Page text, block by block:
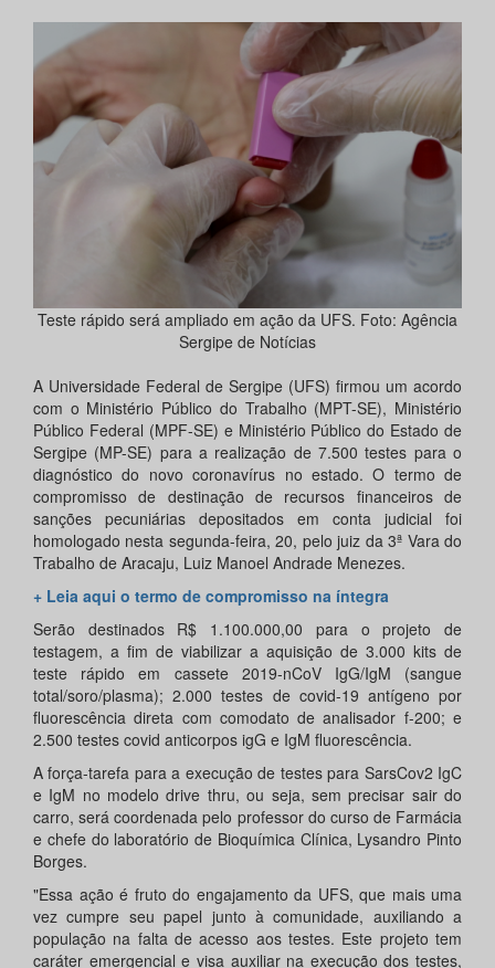
Teste rápido será ampliado em ação da UFS. Foto: Agência
Sergipe de Notícias
A Universidade Federal de Sergipe (UFS) firmou um acordo
com o Ministério Público do Trabalho (MPT-SE), Ministério
Público Federal (MPF-SE) e Ministério Público do Estado de
Sergipe (MP-SE) para a realização de 7.500 testes para o
diagnóstico do novo coronavírus no estado. O termo de
compromisso de destinação de recursos financeiros de
sanções pecuniárias depositados em conta judicial foi
homologado nesta segunda-feira, 20, pelo juiz da 3ª Vara do
Trabalho de Aracaju, Luiz Manoel Andrade Menezes.
+ Leia aqui o termo de compromisso na íntegra
Serão destinados R$ 1.100.000,00 para o projeto de
testagem, a fim de viabilizar a aquisição de 3.000 kits de
teste rápido em cassete 2019-nCoV IgG/IgM (sangue
total/soro/plasma); 2.000 testes de covid-19 antígeno por
fluorescência direta com comodato de analisador f-200; e
2.500 testes covid anticorpos igG e IgM fluorescência.
A força-tarefa para a execução de testes para SarsCov2 IgC
e IgM no modelo drive thru, ou seja, sem precisar sair do
carro, será coordenada pelo professor do curso de Farmácia
e chefe do laboratório de Bioquímica Clínica, Lysandro Pinto
Borges.
"Essa ação é fruto do engajamento da UFS, que mais uma
vez cumpre seu papel junto à comunidade, auxiliando a
população na falta de acesso aos testes. Este projeto tem
caráter emergencial e visa auxiliar na execução dos testes,